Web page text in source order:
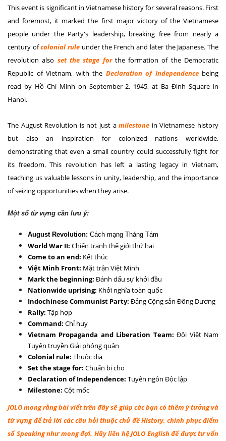
This event is significant in Vietnamese history for several reasons. First
and foremost, it marked the first major victory of the Vietnamese
people under the Party's leadership, breaking free from nearly a
century ofcolonial rule under the French and later the Japanese. The
revolution also set the stage forthe formation of the Democratic
Republic of Vietnam, with the Declaration of Independencebeing
read by Hồ Chí Minh on September 2, 1945, at Ba Đình Square in
Hanoi.
The August Revolution is not just amilestone in Vietnamese history
but also an inspiration for colonized nations worldwide,
demonstrating that even a small country could successfully fight for
its freedom. This revolution has left a lasting legacy in Vietnam,
teaching us valuable lessons in unity, leadership, and the importance
of seizing opportunities when they arise.
Một số từ vựng cần lưu ý:
August Revolution: Cách mạng Tháng Tám
World War II: Chiến tranh thế giới thứ hai
Come to an end: Kết thúc
Việt Minh Front: Mặt trận Việt Minh
Mark the beginning: Đánh dấu sự khởi đầu
Nationwide uprising: Khởi nghĩa toàn quốc
Indochinese Communist Party: Đảng Cộng sản Đông Dương
Rally: Tập hợp
Command: Chỉ huy
Vietnam Propaganda and Liberation Team:Đội Việt Nam
Tuyên truyền Giải phóng quân
Colonial rule: Thuộc địa
Set the stage for: Chuẩn bị cho
Declaration of Independence: Tuyên ngôn Độc lập
Milestone: Cột mốc
JOLO mong rằng bài viết trên đây sẽ giúp các bạn có thêm ý tưởng và
từ vựng để trả lời các câu hỏi thuộc chủ đề History, chinh phục điểm
số Speaking như mong đợi. Hãy liên hệ JOLO English để được tư vấn